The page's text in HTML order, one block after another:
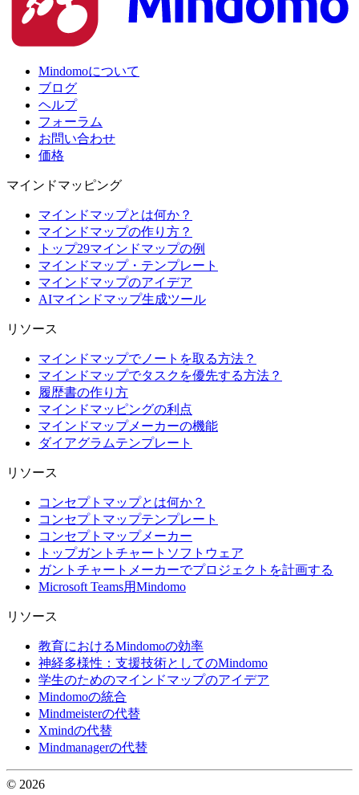
Mindomoについて
ブログ
ヘルプ
フォーラム
お問い合わせ
価格
マインドマッピング
マインドマップとは何か？
マインドマップの作り方？
トップ29マインドマップの例
マインドマップ・テンプレート
マインドマップのアイデア
AIマインドマップ生成ツール
リソース
マインドマップでノートを取る方法？
マインドマップでタスクを優先する方法？
履歴書の作り方
マインドマッピングの利点
マインドマップメーカーの機能
ダイアグラムテンプレート
リソース
コンセプトマップとは何か？
コンセプトマップテンプレート
コンセプトマップメーカー
トップガントチャートソフトウェア
ガントチャートメーカーでプロジェクトを計画する
Microsoft Teams用Mindomo
リソース
教育におけるMindomoの効率
神経多様性：支援技術としてのMindomo
学生のためのマインドマップのアイデア
Mindomoの統合
Mindmeisterの代替
Xmindの代替
Mindmanagerの代替
© 2026